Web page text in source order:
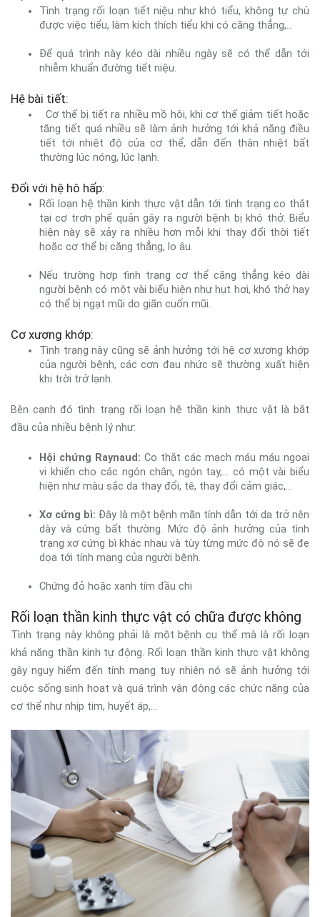
Tình trạng rối loạn tiết niệu như khó tiểu, không tự chủ
được việc tiểu, làm kích thích tiểu khi có căng thẳng,...
Để quá trình này kéo dài nhiều ngày sẽ có thể dẫn tới
nhiễm khuẩn đường tiết niệu.
Hệ bài tiết:
Cơ thể bị tiết ra nhiều mồ hôi, khi cơ thể giảm tiết hoặc
tăng tiết quá nhiều sẽ làm ảnh hưởng tới khả năng điều
tiết tới nhiệt độ của cơ thể, dẫn đến thân nhiệt bất
thường lúc nóng, lúc lạnh.
Đối với hệ hô hấp:
Rối loạn hệ thần kinh thực vật dẫn tới tình trạng co thắt
tại cơ trơn phế quản gây ra người bệnh bị khó thở. Biểu
hiện này sẽ xảy ra nhiều hơn mỗi khi thay đổi thời tiết
hoặc cơ thể bị căng thẳng, lo âu.
Nếu trường hợp tình trạng cơ thể căng thẳng kéo dài
người bệnh có một vài biểu hiện như hụt hơi, khó thở hay
có thể bị ngạt mũi do giãn cuốn mũi.
Cơ xương khớp:
Tình trạng này cũng sẽ ảnh hưởng tới hệ cơ xương khớp
của người bệnh, các cơn đau nhức sẽ thường xuất hiện
khi trời trở lạnh.
Bên cạnh đó tình trạng rối loạn hệ thần kinh thực vật là bắt
đầu của nhiều bệnh lý như:
Hội chứng Raynaud: Co thắt các mạch máu máu ngoại
vi khiến cho các ngón chân, ngón tay,... có một vài biểu
hiện như màu sắc da thay đổi, tê, thay đổi cảm giác,...
Xơ cứng bì: Đây là một bệnh mãn tính dẫn tới da trở nên
dày và cứng bất thường. Mức độ ảnh hưởng của tình
trạng xơ cứng bì khác nhau và tùy từng mức độ nó sẽ đe
dọa tới tính mạng của người bệnh.
Chứng đỏ hoặc xanh tím đầu chi
Rối loạn thần kinh thực vật có chữa được không
Tình trạng này không phải là một bệnh cụ thể mà là rối loạn
khả năng thần kinh tự động. Rối loạn thần kinh thực vật không
gây nguy hiểm đến tính mạng tuy nhiên nó sẽ ảnh hưởng tới
cuộc sống sinh hoạt và quá trình vận động các chức năng của
cơ thể như nhịp tim, huyết áp,...